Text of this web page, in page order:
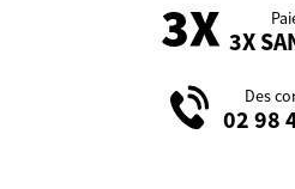
3X
Des
02 98